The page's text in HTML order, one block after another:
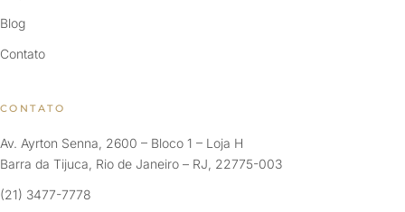
Blog
Contato
CONTATO
Av. Ayrton Senna, 2600 – Bloco 1 – Loja H
Barra da Tijuca, Rio de Janeiro – RJ, 22775-003
(21) 3477-7778